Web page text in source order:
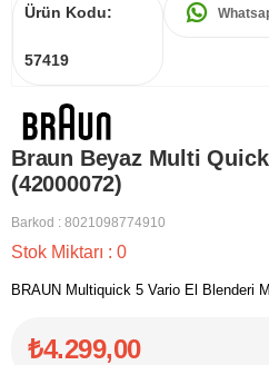
Ürün Kodu:
57419
Braun Beyaz Multi
(42000072)
Barkod : 8021098774910
Stok Miktarı : 0
BRAUN Multiquick 5 Vario El Blenderi
₺4.299,00